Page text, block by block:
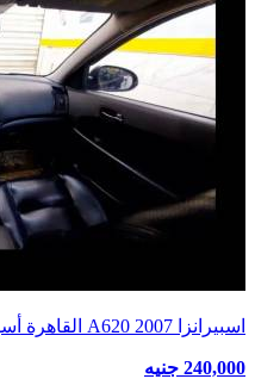
اسبيرانزا A620 2007 القاهرة أسود
240,000 جنيه